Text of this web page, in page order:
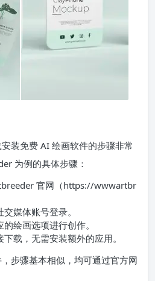
装免费 AI 绘画软件的步骤非常
为例的具体步骤：
官网（https://wwwartbr
媒体账号登录。
绘画选项进行创作。
载，无需安装额外的应用。
步骤基本相似，均可通过官方网